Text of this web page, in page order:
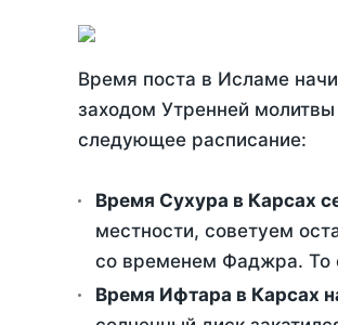
Время поста в Исламе
заходом Утренней
следующее расписание:
Время Сухура в Карсах
местности, советуем
со временем Фаджра. То
Время Ифтара в Карсах